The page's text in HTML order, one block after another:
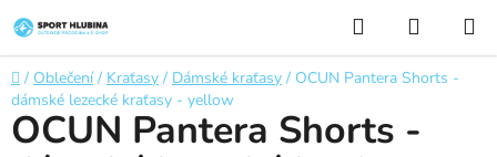
na
obsah
Hledat
KOŠÍK
Domů
/ Oblečení / Kraťasy / Dámské kraťasy / OCUN Pantera Shorts -
dámské lezecké kraťasy - yellow
OCUN Pantera Shorts -